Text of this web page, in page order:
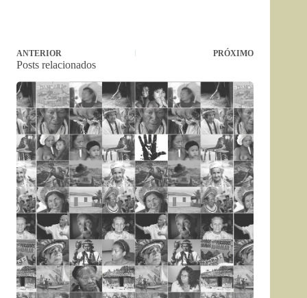
ANTERIOR PRÓXIMO
Posts relacionados